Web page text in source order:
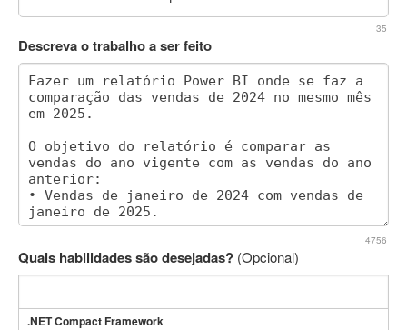
35
Descreva o trabalho a ser feito
4756
Quais habilidades são desejadas? (Opcional)
.NET Compact Framework